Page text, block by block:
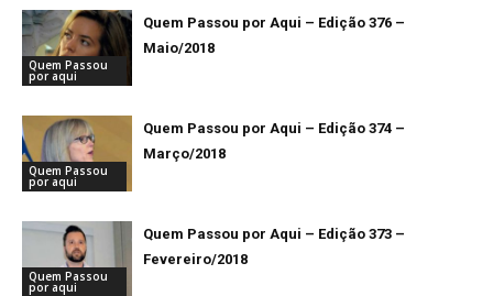
Quem Passou
por aqui
Quem Passou por Aqui – Edição 376 –
Maio/2018
Quem Passou
por aqui
Quem Passou por Aqui – Edição 374 –
Março/2018
Quem Passou
por aqui
Quem Passou por Aqui – Edição 373 –
Fevereiro/2018